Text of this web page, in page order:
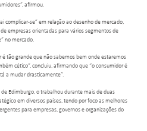
afirmou.
complicar-se” em relação ao desenho de mercado,
empresas orientadas para vários segmentos de
no mercado.
é tão grande que não sabemos bem onde estaremos
cético”, concluiu, afirmando que “o consumidor é
a mudar drasticamente”.
Edimburgo, o trabalhou durante mais de duas
em diversos países, tendo por foco as melhores
para empresas, governos e organizações do